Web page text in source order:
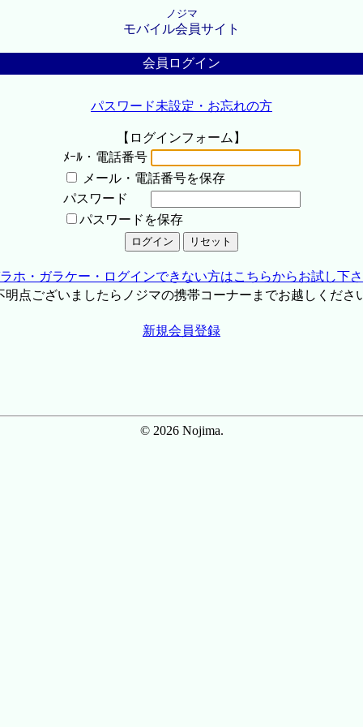
ノジマ
モバイル会員サイト
会員ログイン
パスワード未設定・お忘れの方
【ログインフォーム】
ﾒｰﾙ・電話番号
メール・電話番号を保存
パスワード
パスワードを保存
ホ・ガラケー・ログインできない方はこちらからお試し下
点ございましたらノジマの携帯コーナーまでお越しくださ
新規会員登録
© 2026 Nojima.